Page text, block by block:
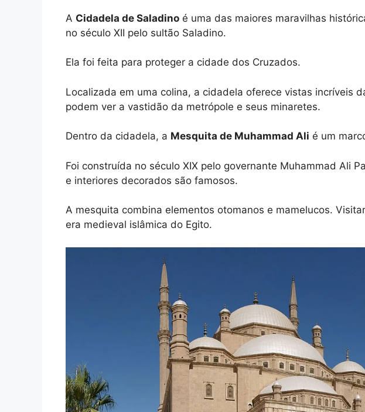
A Cidadela de Saladino é uma das maiores maravilhas
no século XII pelo sultão Saladino.
Ela foi feita para proteger a cidade dos Cruzados.
Localizada em uma colina, a cidadela oferece vistas incríveis
podem ver a vastidão da metrópole e seus minaretes.
Dentro da cidadela, a Mesquita de Muhammad Ali é um
Foi construída no século XIX pelo governante Muhammad Ali
e interiores decorados são famosos.
A mesquita combina elementos otomanos e mamelucos.
era medieval islâmica do Egito.